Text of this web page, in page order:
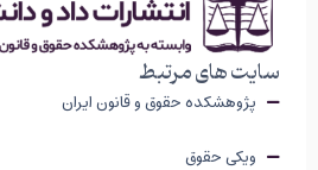
سایت های مرتبط
پژوهشکده حقوق و قانون ایران
ویکی حقوق